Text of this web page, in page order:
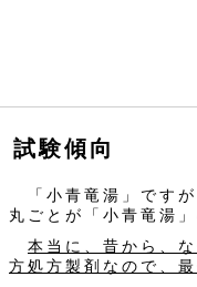
試験傾向
「小青竜湯」ですが
丸ごとが「小青竜湯
本当に、昔から、
方処方製剤なので、